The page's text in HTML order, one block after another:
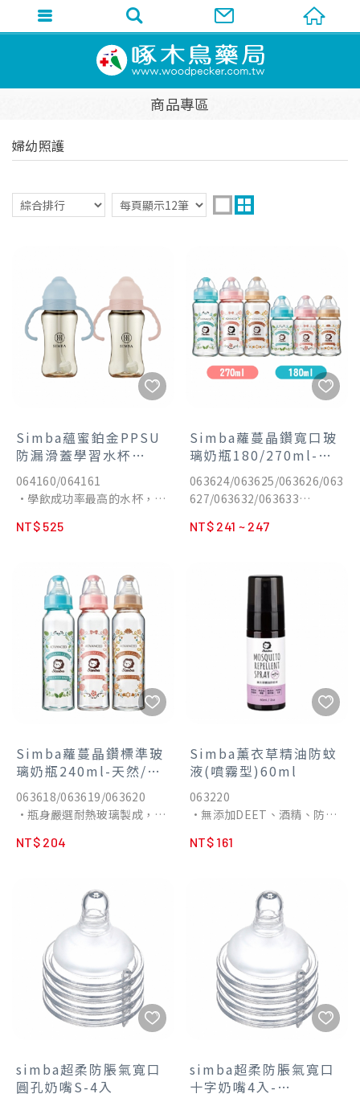
商品專區
婦幼照護
Simba蘊蜜鉑金PPSU
防漏滑蓋學習水杯
270ml-晨藍/栗粉
064160/064161
•學飲成功率最高的水杯，搭
好關。
•專為學飲階段打造，輕含住
吸管即可飲水，無需用力咬
•選用100%食品級白金矽
膠，觸感柔軟不傷寶寶唇舌。
•Aspir 5.0智能防脹氣減壓系
統，平衡吸吮時水杯內外壓
象。
•360˚導管珠，坐、躺、趴、
臥都能喝，導管珠無縫包覆工
藝不藏汙納垢。
•握感極佳的20˚人體工學省
力把手，無需傾斜即可順利喝
水。
蒸氣、水煮、紫外線消毒。
NT$ 525
Simba蘿蔓晶鑽寬口玻
璃奶瓶180/270ml-天
藍/粉紅/咖啡
063624/063625/063626/063
627/063632/063633
高溫600℃，冷熱急變溫差
•奶瓶內壁光滑，不卡奶垢好
•輕巧瓶身好攜帶。
•通過國際SGS嚴格檢驗，不
•奶瓶新寓意，精緻印花完美
演繹媽媽的愛，與寶寶茁壯萌
•搭配母乳記憶超柔防脹氣圓
孔S奶嘴。
NT$ 241 ~ 247
Simba蘿蔓晶鑽標準玻
璃奶瓶240ml-天然/粉
紅/咖啡
063618/063619/063620
•瓶身嚴選耐熱玻璃製成，耐
150℃。
•奶瓶內壁光滑，不卡奶垢好
•輕巧瓶身好攜帶。
•通過國際SGS嚴格檢驗，不
含雙酚A。
•奶瓶新寓意，精緻印花完美
演繹媽媽的愛，與寶寶茁壯萌
芽的生命力。
孔S奶嘴。
NT$ 204
Simba薰衣草精油防蚊
液(噴霧型)60ml
063220
•無添加DEET、酒精、防腐
•嚴選經英國土壤協會
•經實驗證實，有效驅離埃及
斑蚊、熱帶家蚊、小黑蚊…等
多種蚊蟲。
•360°可倒噴設計，細緻噴
霧，大廣角均勻噴灑。
•質地清爽不黏膩，溫和不刺
•60ml大容量，可噴次數達
•通過國際SGS嚴格檢驗，不
含化學DEET、重金屬。
NT$ 161
simba超柔防脹氣寬口
圓孔奶嘴S-4入
simba超柔防脹氣寬口
十字奶嘴4入-